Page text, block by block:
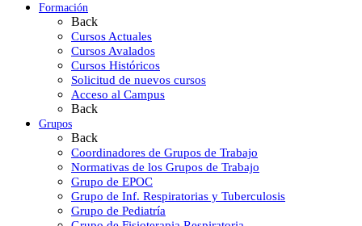
Formación
Back
Cursos Actuales
Cursos Avalados
Cursos Históricos
Solicitud de nuevos cursos
Acceso al Campus
Back
Grupos
Back
Coordinadores de Grupos de Trabajo
Normativas de los Grupos de Trabajo
Grupo de EPOC
Grupo de Inf. Respiratorias y Tuberculosis
Grupo de Pediatría